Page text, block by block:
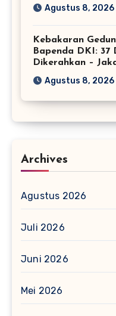
Agustus 8, 2026
Kebakaran
Bapenda DKI: 37
Dikerahkan –
Agustus 8, 2026
Archives
Agustus 2026
Juli 2026
Juni 2026
Mei 2026